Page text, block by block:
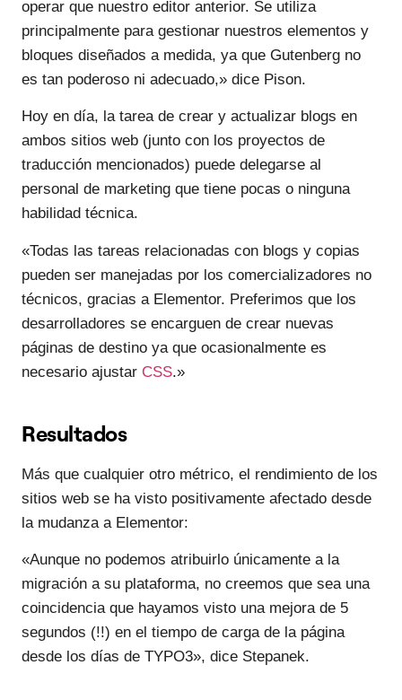
operar que nuestro editor anterior. Se utiliza
principalmente para gestionar nuestros elementos y
bloques diseñados a medida, ya que Gutenberg no
es tan poderoso ni adecuado,» dice Pison.
Hoy en día, la tarea de crear y actualizar blogs en
ambos sitios web (junto con los proyectos de
traducción mencionados) puede delegarse al
personal de marketing que tiene pocas o ninguna
habilidad técnica.
«Todas las tareas relacionadas con blogs y copias
pueden ser manejadas por los comercializadores no
técnicos, gracias a Elementor. Preferimos que los
desarrolladores se encarguen de crear nuevas
páginas de destino ya que ocasionalmente es
necesario ajustar CSS.»
Resultados
Más que cualquier otro métrico, el rendimiento de los
sitios web se ha visto positivamente afectado desde
la mudanza a Elementor:
«Aunque no podemos atribuirlo únicamente a la
migración a su plataforma, no creemos que sea una
coincidencia que hayamos visto una mejora de 5
segundos (!!) en el tiempo de carga de la página
desde los días de TYPO3», dice Stepanek.